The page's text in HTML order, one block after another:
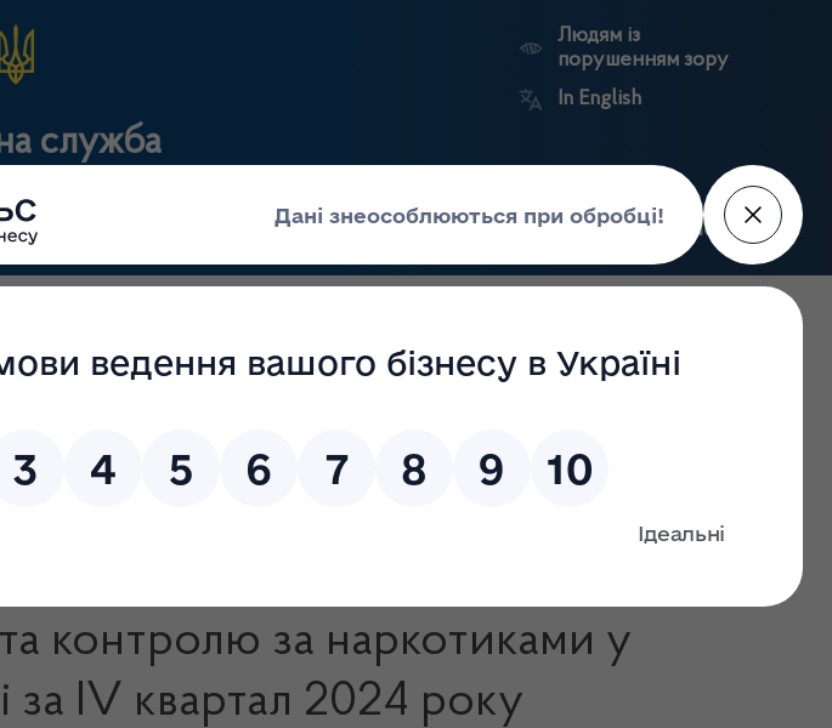
служба
Людям із
порушенням зору
In English
Для громадськості Прес-центр Пошук
засобів, крові та
сертифікація
нагляд
реєстри
портал
Держлікслужби
надійшли до Державної служби з лікарських засобів та контролю за наркотиками у
що надійшли до Державної
контролю за наркотиками у
за IV квартал 2024 року